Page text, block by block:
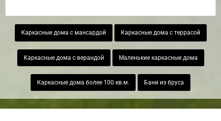
Каркасные дома с мансардой Каркасные дома с террасой
Каркасные дома с верандой Маленькие каркасные дома
Каркасные дома более 100 кв.м. Бани из бруса